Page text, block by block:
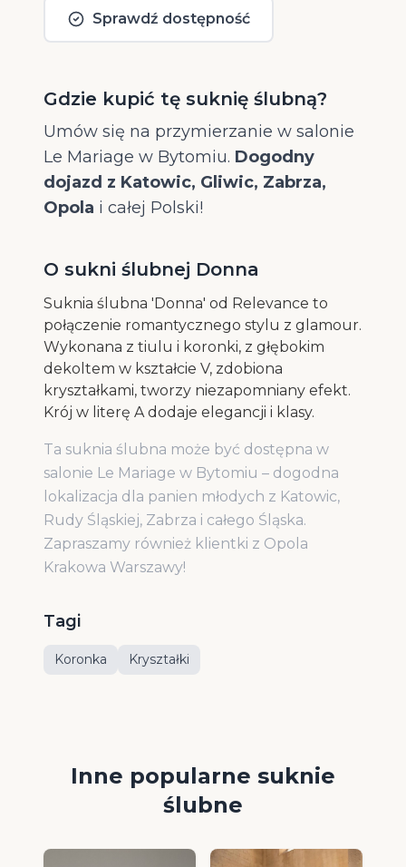
Sprawdź dostępność
Gdzie kupić tę suknię ślubną?
Umów się na przymierzanie w salonie
Le Mariage w Bytomiu. Dogodny
dojazd z Katowic, Gliwic, Zabrza,
Opola i całej Polski!
O sukni ślubnej Donna
Suknia ślubna 'Donna' od Relevance to
połączenie romantycznego stylu z glamour.
Wykonana z tiulu i koronki, z głębokim
dekoltem w kształcie V, zdobiona
kryształkami, tworzy niezapomniany efekt.
Krój w literę A dodaje elegancji i klasy.
Ta suknia ślubna może być dostępna w
salonie Le Mariage w Bytomiu – dogodna
lokalizacja dla panien młodych z Katowic,
Rudy Śląskiej, Zabrza i całego Śląska.
Zapraszamy również klientki z Opola
Krakowa Warszawy!
Tagi
Koronka Kryształki
Inne popularne suknie
ślubne